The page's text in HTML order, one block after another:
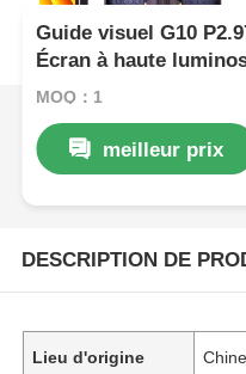
Guide visuel G10
Écran à haute
applications
MOQ：1
meilleur prix
DESCRIPTION DE
Lieu d'origine Chine